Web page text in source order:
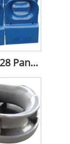
ISO13728 Panama-Unterlegkeil